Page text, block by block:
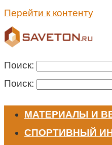
Перейти к контенту
Поиск:
Поиск:
МАТЕРИАЛЫ И
СПОРТИВНЫЙ